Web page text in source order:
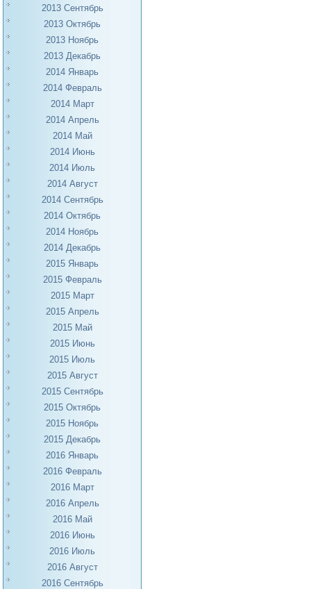
2013 Сентябрь
2013 Октябрь
2013 Ноябрь
2013 Декабрь
2014 Январь
2014 Февраль
2014 Март
2014 Апрель
2014 Май
2014 Июнь
2014 Июль
2014 Август
2014 Сентябрь
2014 Октябрь
2014 Ноябрь
2014 Декабрь
2015 Январь
2015 Февраль
2015 Март
2015 Апрель
2015 Май
2015 Июнь
2015 Июль
2015 Август
2015 Сентябрь
2015 Октябрь
2015 Ноябрь
2015 Декабрь
2016 Январь
2016 Февраль
2016 Март
2016 Апрель
2016 Май
2016 Июнь
2016 Июль
2016 Август
2016 Сентябрь